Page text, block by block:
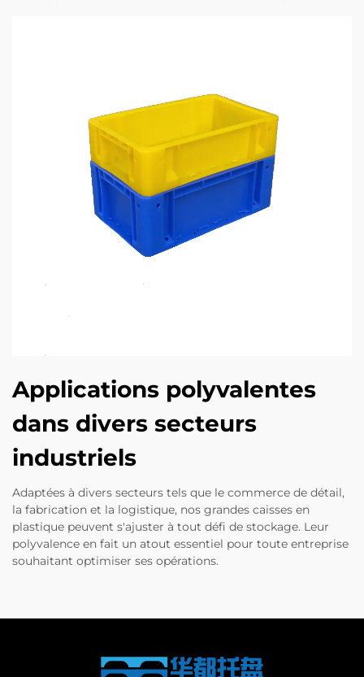
Applications polyvalentes
dans divers secteurs
industriels
Adaptées à divers secteurs tels que le commerce de détail,
la fabrication et la logistique, nos grandes caisses en
plastique peuvent s'ajuster à tout défi de stockage. Leur
polyvalence en fait un atout essentiel pour toute entreprise
souhaitant optimiser ses opérations.